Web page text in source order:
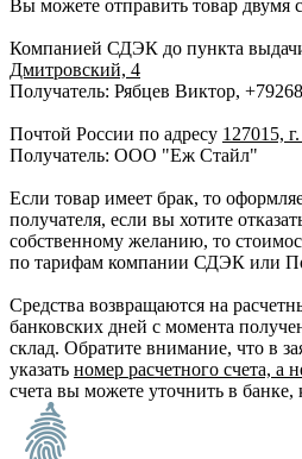
Вы можете отправить товар двумя
Компанией СДЭК до пункта
Дмитровский, 4
Получатель: Рябцев Виктор,
Почтой России по адресу 127015,
Получатель: ООО "Еж Стайл"
Если товар имеет брак, то
получателя, если вы хотите
собственному желанию, то
по тарифам компании СДЭК или
Средства возвращаются на
банковских дней с момента
склад. Обратите внимание, что в
указать номер расчетного счета, а
счета вы можете уточнить в